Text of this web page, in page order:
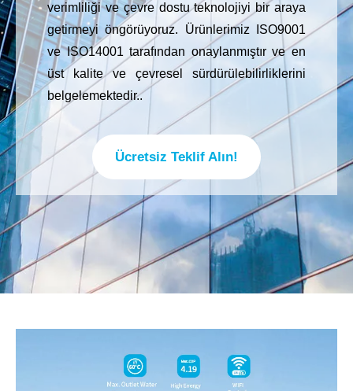
verimliliği ve çevre dostu teknolojiyi bir araya
getirmeyi öngörüyoruz. Ürünlerimiz ISO9001
ve ISO14001 tarafından onaylanmıştır ve en
üst kalite ve çevresel sürdürülebilirliklerini
belgelemektedir..
Ücretsiz Teklif Alın!